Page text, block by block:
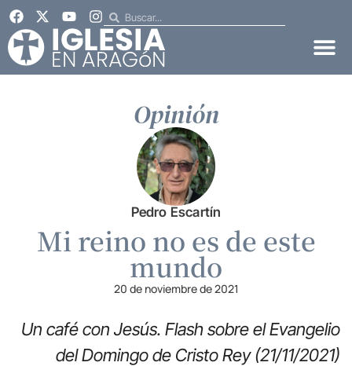
Opinión
Pedro Escartín
Mi reino no es de este
mundo
20 de noviembre de 2021
Un café con Jesús. Flash sobre el Evangelio
del Domingo de Cristo Rey (21/11/2021)